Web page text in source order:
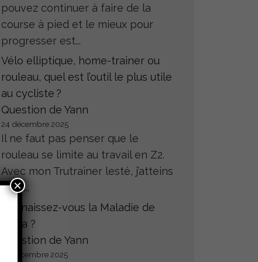
pouvez continuer à faire de la
course à pied et le mieux pour
progresser est...
Vélo elliptique, home-trainer ou
rouleau, quel est l’outil le plus utile
au cycliste ?
Question de Yann
24 décembre 2025
Il ne faut pas penser que le
rouleau se limite au travail en Z2.
Avec mon Trutrainer lesté, j’atteins
sans...
Connaissez-vous la Maladie de
Hoffa ?
Question de Yann
23 décembre 2025
×